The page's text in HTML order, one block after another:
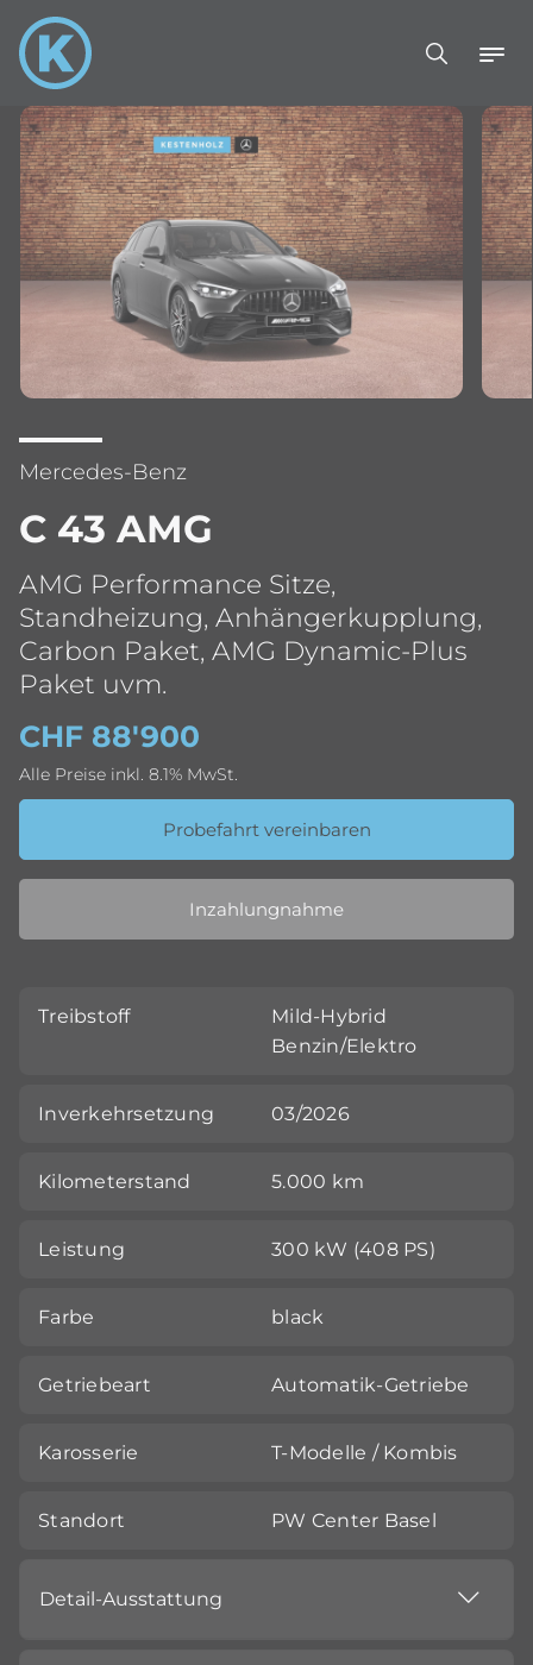
Mercedes-Benz
C 43 AMG
AMG Performance Sitze,
Standheizung, Anhängerkupplung,
Carbon Paket, AMG Dynamic-Plus
Paket uvm.
CHF 88'900
Alle Preise inkl. 8.1% MwSt.
Probefahrt vereinbaren
Inzahlungnahme
Treibstoff
Mild-Hybrid
Benzin/Elektro
Inverkehrsetzung 03/2026
Kilometerstand 5.000 km
Leistung 300 kW (408 PS)
Farbe black
Getriebeart Automatik-Getriebe
Karosserie T-Modelle / Kombis
Standort PW Center Basel
Detail-Ausstattung